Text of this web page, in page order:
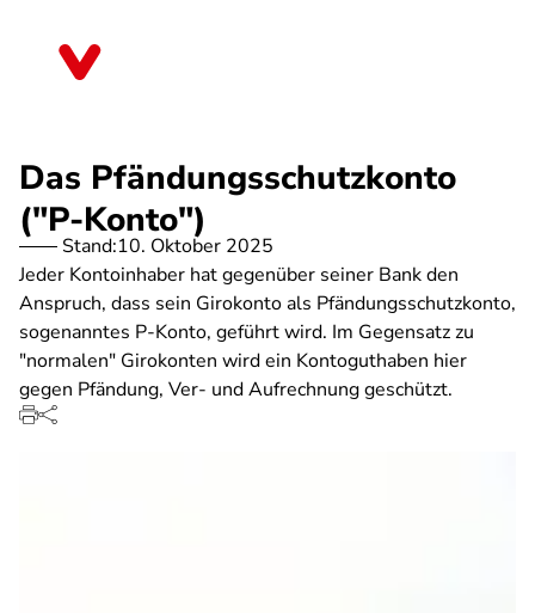
Das Pfändungsschutzkonto
("P-Konto")
Stand:10. Oktober 2025
Jeder Kontoinhaber hat gegenüber seiner Bank den
Anspruch, dass sein Girokonto als Pfändungsschutzkonto,
sogenanntes P-Konto, geführt wird. Im Gegensatz zu
"normalen" Girokonten wird ein Kontoguthaben hier
gegen Pfändung, Ver- und Aufrechnung geschützt.